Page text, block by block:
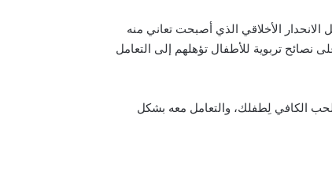
الأخلاقي الذي أصبحت تعاني منه
تربوية للأطفال تؤهلهم إلى التعامل
الكافي لِطفلك، والتعامل معه بشكل